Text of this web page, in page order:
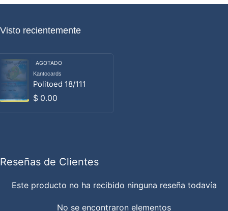
Visto recientemente
AGOTADO
Proveedor:
Kantocards
Politoed 18/111
Precio habitual
$ 0.00
Reseñas de Clientes
Este producto no ha recibido ninguna reseña todavía
No se encontraron elementos